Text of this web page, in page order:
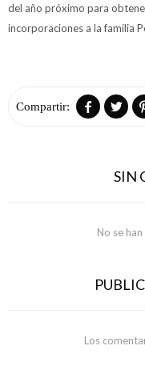
del año próximo para
incorporaciones a la familia
 
SIN
No se
Los